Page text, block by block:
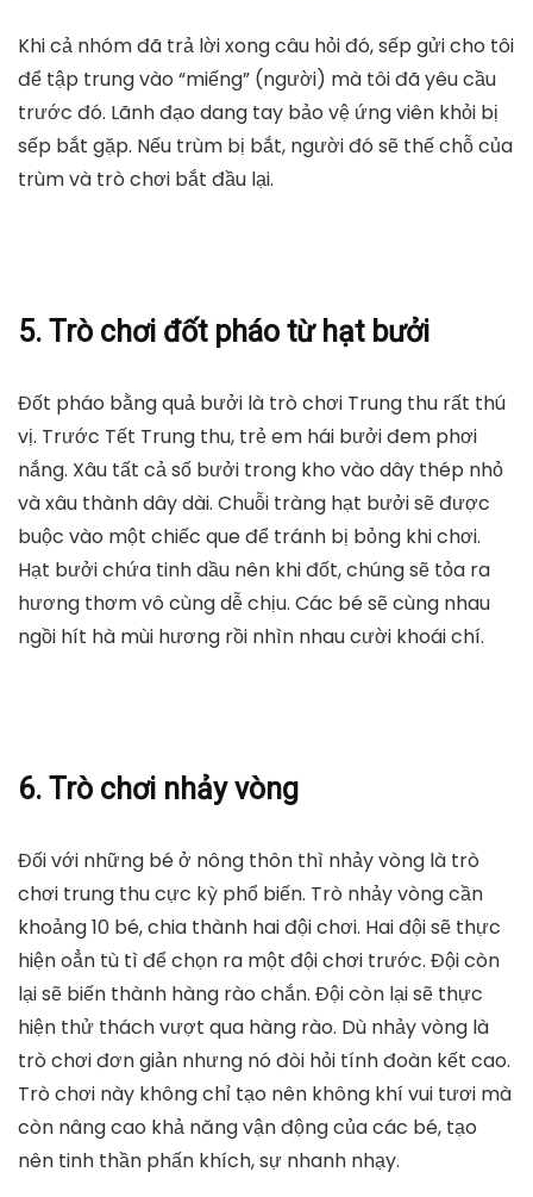
Khi cả nhóm đã trả lời xong câu hỏi đó, sếp gửi cho tôi
để tập trung vào “miếng” (người) mà tôi đã yêu cầu
trước đó. Lãnh đạo dang tay bảo vệ ứng viên khỏi bị
sếp bắt gặp. Nếu trùm bị bắt, người đó sẽ thế chỗ của
trùm và trò chơi bắt đầu lại.
5. Trò chơi đốt pháo từ hạt bưởi
Đốt pháo bằng quả bưởi là trò chơi Trung thu rất thú
vị. Trước Tết Trung thu, trẻ em hái bưởi đem phơi
nắng. Xâu tất cả số bưởi trong kho vào dây thép nhỏ
và xâu thành dây dài. Chuỗi tràng hạt bưởi sẽ được
buộc vào một chiếc que để tránh bị bỏng khi chơi.
Hạt bưởi chứa tinh dầu nên khi đốt, chúng sẽ tỏa ra
hương thơm vô cùng dễ chịu. Các bé sẽ cùng nhau
ngồi hít hà mùi hương rồi nhìn nhau cười khoái chí.
6. Trò chơi nhảy vòng
Đối với những bé ở nông thôn thì nhảy vòng là trò
chơi trung thu cực kỳ phổ biến. Trò nhảy vòng cần
khoảng 10 bé, chia thành hai đội chơi. Hai đội sẽ thực
hiện oẳn tù tì để chọn ra một đội chơi trước. Đội còn
lại sẽ biến thành hàng rào chắn. Đội còn lại sẽ thực
hiện thử thách vượt qua hàng rào. Dù nhảy vòng là
trò chơi đơn giản nhưng nó đòi hỏi tính đoàn kết cao.
Trò chơi này không chỉ tạo nên không khí vui tươi mà
còn nâng cao khả năng vận động của các bé, tạo
nên tinh thần phấn khích, sự nhanh nhạy.